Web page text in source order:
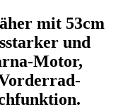
mit 53cm
und
Motor,
.